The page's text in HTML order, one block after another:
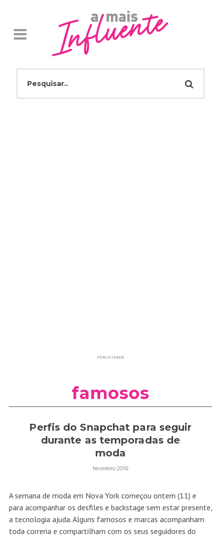
PUBLICIDADE
famosos
Perfis do Snapchat para seguir
durante as temporadas de
moda
fevereiro 2016
A semana de moda em Nova York começou ontem (11) e
para acompanhar os desfiles e backstage sem estar presente,
a tecnologia ajuda. Alguns famosos e marcas acompanham
toda correria e compartilham com os seus seguidores do